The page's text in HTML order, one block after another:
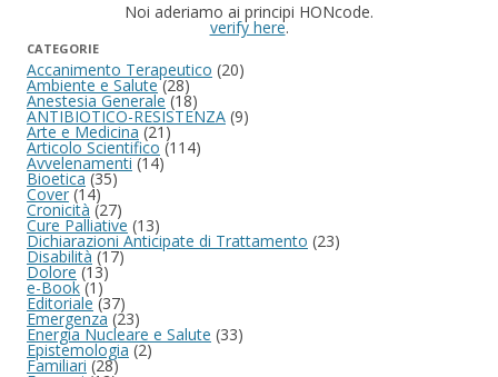
Noi aderiamo ai principi HONcode.
verify here.
CATEGORIE
Accanimento Terapeutico (20)
Ambiente e Salute(28)
Anestesia Generale(18)
ANTIBIOTICO-RESISTENZA (9)
Arte e Medicina(21)
Articolo Scientifico (114)
Avvelenamenti(14)
Bioetica(35)
Cover(14)
Cronicità (27)
Cure Palliative (13)
Dichiarazioni Anticipate di Trattamento (23)
Disabilità(17)
Dolore(13)
e-Book(1)
Editoriale (37)
Emergenza (23)
Energia Nucleare e Salute (33)
Epistemologia(2)
Familiari(28)